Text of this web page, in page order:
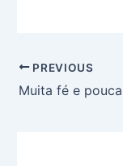
PREVIOUS
Muita fé e